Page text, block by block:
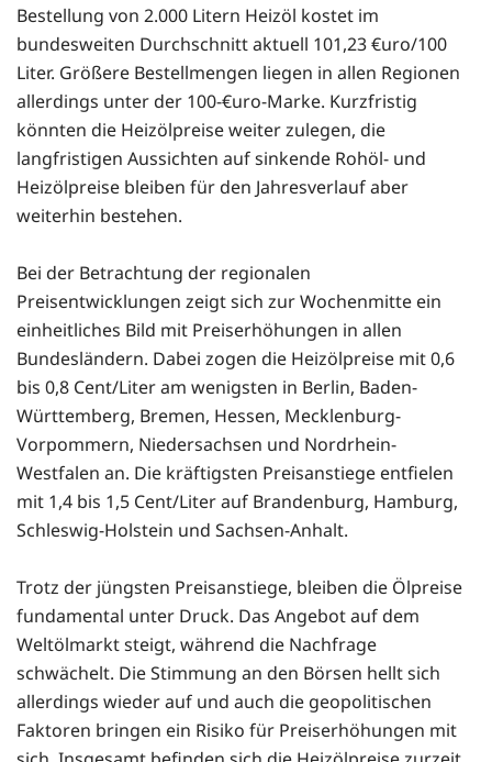
Bestellung von 2.000 Litern Heizöl kostet im
bundesweiten Durchschnitt aktuell 101,23 €uro/100
Liter. Größere Bestellmengen liegen in allen Regionen
allerdings unter der 100-€uro-Marke. Kurzfristig
könnten die Heizölpreise weiter zulegen, die
langfristigen Aussichten auf sinkende Rohöl- und
Heizölpreise bleiben für den Jahresverlauf aber
weiterhin bestehen.
Bei der Betrachtung der regionalen
Preisentwicklungen zeigt sich zur Wochenmitte ein
einheitliches Bild mit Preiserhöhungen in allen
Bundesländern. Dabei zogen die Heizölpreise mit 0,6
bis 0,8 Cent/Liter am wenigsten in Berlin, Baden-
Württemberg, Bremen, Hessen, Mecklenburg-
Vorpommern, Niedersachsen und Nordrhein-
Westfalen an. Die kräftigsten Preisanstiege entfielen
mit 1,4 bis 1,5 Cent/Liter auf Brandenburg, Hamburg,
Schleswig-Holstein und Sachsen-Anhalt.
Trotz der jüngsten Preisanstiege, bleiben die Ölpreise
fundamental unter Druck. Das Angebot auf dem
Weltölmarkt steigt, während die Nachfrage
schwächelt. Die Stimmung an den Börsen hellt sich
allerdings wieder auf und auch die geopolitischen
Faktoren bringen ein Risiko für Preiserhöhungen mit